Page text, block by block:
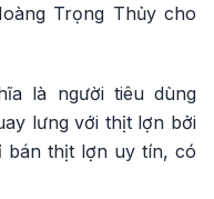
Trọng Thủy cho
là người tiêu dùng
lưng với thịt lợn bởi
bán thịt lợn uy tín, có